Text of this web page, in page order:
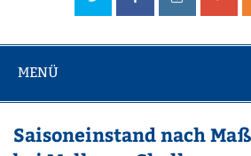
MENÜ
Saisoneinstand nach